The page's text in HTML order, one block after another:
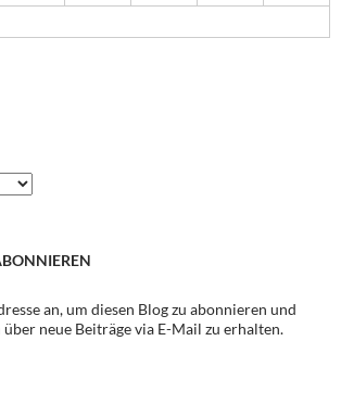
an, um diesen Blog zu abonnieren und
neue Beiträge via E-Mail zu erhalten.